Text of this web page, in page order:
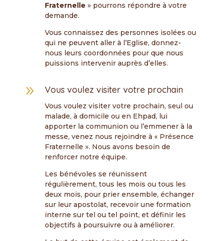
Fraternelle » pourrons répondre à votre
demande.
Vous connaissez des personnes isolées ou
qui ne peuvent aller à l’Eglise, donnez-
nous leurs coordonnées pour que nous
puissions intervenir auprès d’elles.
9 Vous voulez visiter votre prochain
Vous voulez visiter votre prochain, seul ou
malade, à domicile ou en Ehpad, lui
apporter la communion ou l’emmener à la
messe, venez nous rejoindre à « Présence
Fraternelle ». Nous avons besoin de
renforcer notre équipe.
Les bénévoles se réunissent
régulièrement, tous les mois ou tous les
deux mois, pour prier ensemble, échanger
sur leur apostolat, recevoir une formation
interne sur tel ou tel point, et définir les
objectifs à poursuivre ou à améliorer.